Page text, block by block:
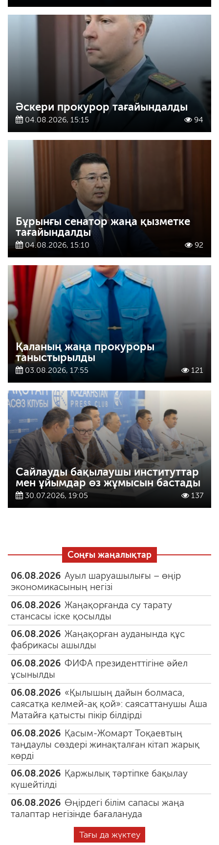
Әскери прокурор тағайындалды
04.08.2026, 15:15 94
Бұрынғы сенатор жаңа қызметке
тағайындалды
04.08.2026, 15:10 92
Қаланың жаңа прокуроры
таныстырылды
03.08.2026, 17:55 121
Сайлауды бақылаушы институттар
мен ұйымдар өз жұмысын бастады
30.07.2026, 19:05 137
Соңғы жаңалықтар
06.08.2026 Ауыл шаруашылығы – өңір
экономикасының негізі
06.08.2026 Жаңақорғанда су тарату
стансасы іске қосылды
06.08.2026 Жаңақорған ауданында құс
фабрикасы ашылды
06.08.2026 ФИФА президенттігіне әйел
ұсынылды
06.08.2026 «Қылышың дайын болмаса,
саясатқа келмей-ақ қой»: саясаттанушы Аша
Матайға қатысты пікір білдірді
06.08.2026 Қасым-Жомарт Тоқаевтың
таңдаулы сөздері жинақталған кітап жарық
көрді
06.08.2026 Қаржылық тәртіпке бақылау
күшейтілді
06.08.2026 Өңірдегі білім сапасы жаңа
талаптар негізінде бағалануда
Тағы да жүктеу